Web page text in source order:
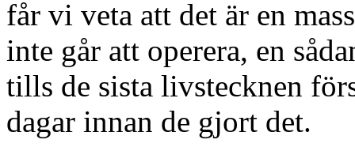
får vi veta att det är en
inte går att operera, en
tills de sista livstecknen
dagar innan de gjort det.